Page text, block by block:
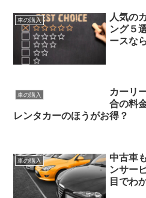
車の購入
人気の
ング５
ースな
車の購入
カーリ
合の料
レンタカーのほうがお得？
車の購入
中古車
ンサー
目でわ